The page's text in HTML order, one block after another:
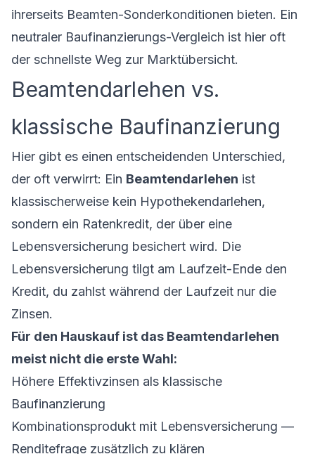
ihrerseits Beamten-Sonderkonditionen bieten. Ein
neutraler Baufinanzierungs-Vergleich ist hier oft
der schnellste Weg zur Marktübersicht.
Beamtendarlehen vs.
klassische Baufinanzierung
Hier gibt es einen entscheidenden Unterschied,
der oft verwirrt: Ein Beamtendarlehen ist
klassischerweise kein Hypothekendarlehen,
sondern ein Ratenkredit, der über eine
Lebensversicherung besichert wird. Die
Lebensversicherung tilgt am Laufzeit-Ende den
Kredit, du zahlst während der Laufzeit nur die
Zinsen.
Für den Hauskauf ist das Beamtendarlehen
meist nicht die erste Wahl:
Höhere Effektivzinsen als klassische
Baufinanzierung
Kombinationsprodukt mit Lebensversicherung —
Renditefrage zusätzlich zu klären